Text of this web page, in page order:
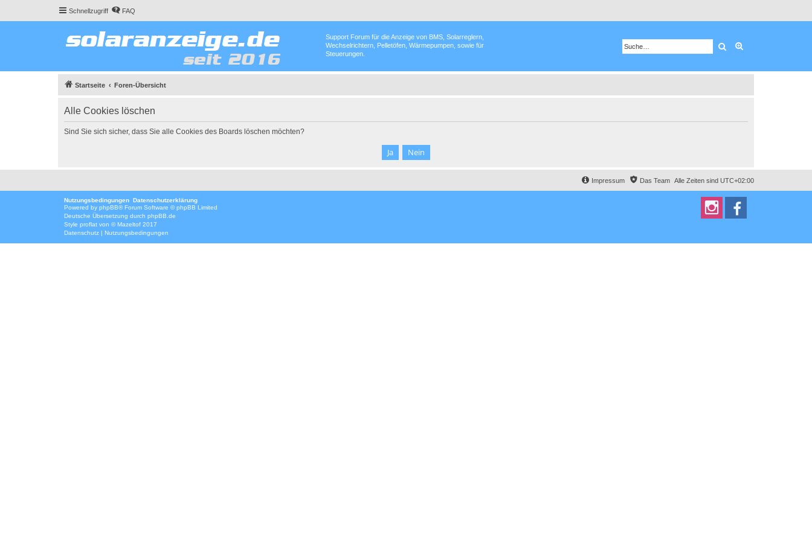
Schnellzugriff FAQ
Support Forum für die Anzeige von BMS, Solarreglern,
Wechselrichtern, Pelletöfen, Wärmepumpen, sowie für
Steuerungen.
Suche
Startseite Foren-Übersicht
Alle Cookies löschen
Sind Sie sich sicher, dass Sie alle Cookies des Boards löschen möchten?
Alle Zeiten sind UTC+02:00
Das Team
Impressum
Nutzungsbedingungen Datenschutzerklärung
Powered by phpBB® Forum Software © phpBB Limited
Deutsche Übersetzung durch phpBB.de
Style proflat von ©Mazeltof 2017
Datenschutz | Nutzungsbedingungen